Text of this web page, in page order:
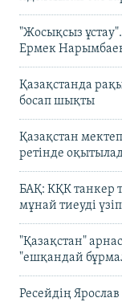
"Жосықсыз
Ермек
Қазақстанда
босап шықты
Қазақстан
ретінде
БАҚ: КҚК танкер
мұнай тиеуді
"Қазақстан"
"ешқандай
Ресейдің